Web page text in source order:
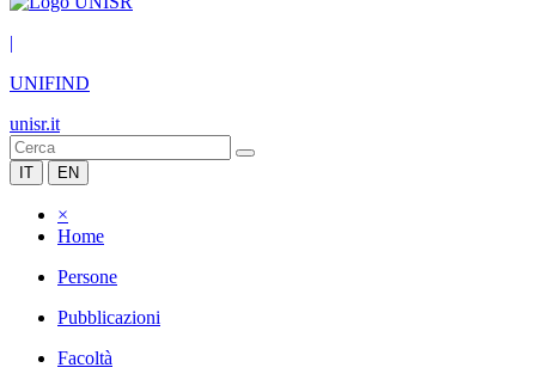
|
UNIFIND
unisr.it
IT EN
×
Home
Persone
Pubblicazioni
Facoltà